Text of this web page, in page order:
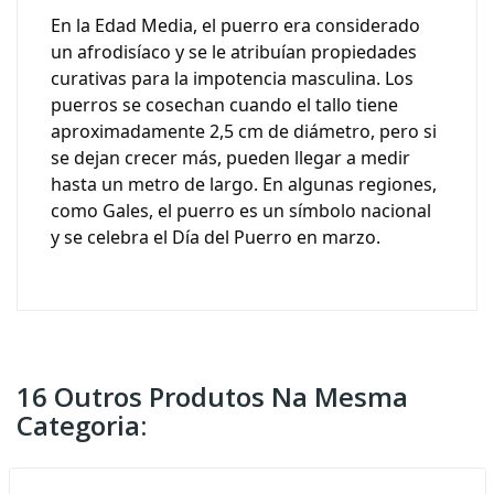
En la Edad Media, el puerro era considerado
un afrodisíaco y se le atribuían propiedades
curativas para la impotencia masculina. Los
puerros se cosechan cuando el tallo tiene
aproximadamente 2,5 cm de diámetro, pero si
se dejan crecer más, pueden llegar a medir
hasta un metro de largo. En algunas regiones,
como Gales, el puerro es un símbolo nacional
y se celebra el Día del Puerro en marzo.
16 Outros Produtos Na Mesma
Categoria: